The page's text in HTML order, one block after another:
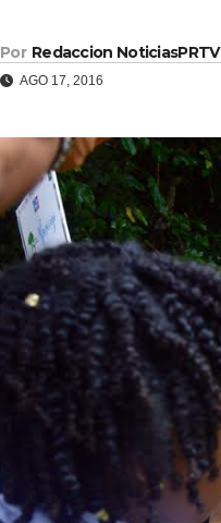
Por Redaccion NoticiasPRTV
AGO 17, 2016